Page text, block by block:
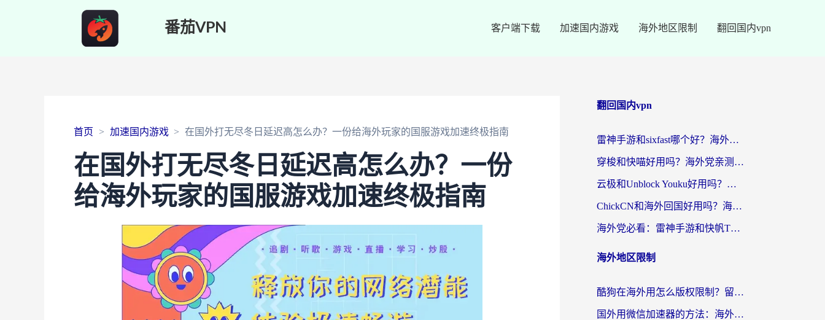
番茄VPN 客户端下载 加速国内游戏 海外地区限制 翻回国内vpn
首页 加速国内游戏 在国外打无尽冬日延迟高怎么办？一份给海外玩家的国服游戏加速终极指南
在国外打无尽冬日延迟高怎么办？一份
给海外玩家的国服游戏加速终极指南
翻回国内vpn
雷神手游和sixfast哪个好？海外党亲测3款回国加速器，教你选对不踩坑
穿梭和快喵好用吗？海外党亲测：小众加速器对比+番茄加速器深度体验
云极和Unblock Youku好用吗？海外党亲测+2026回国加速器避坑指南
ChickCN和海外回国好用吗？海外党2026亲测：从手游到影音，选对加速器的3个关键
海外党必看：雷神手游和快帆TV版好用吗？3步选对回国加速器不踩坑
海外地区限制
酷狗在海外用怎么版权限制？留学生亲测：3步解决听国内音乐难题
国外用微信加速器的方法：海外党无缝连接国内生活的实用指南